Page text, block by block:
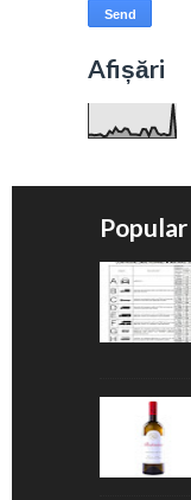
Afișări
Popular